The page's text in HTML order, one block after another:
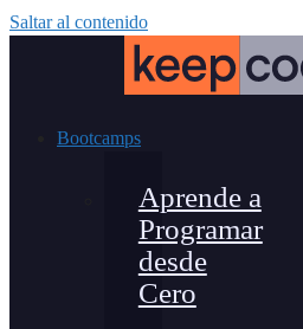
Saltar al contenido
Bootcamps
Aprende a
Programar
desde
Cero